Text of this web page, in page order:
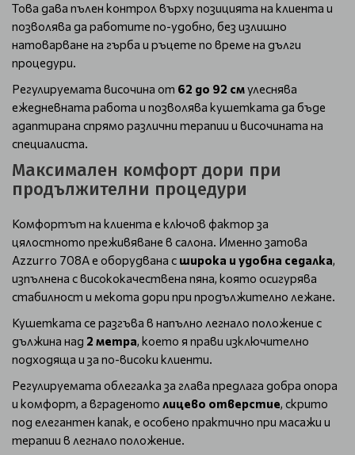
Това дава пълен контрол върху позицията на клиента и
позволява да работите по-удобно, без излишно
натоварване на гърба и ръцете по време на дълги
процедури.
Регулируемата височина от 62 до 92 смулеснява
ежедневната работа и позволява кушетката да бъде
адаптирана спрямо различни терапии и височината на
специалиста.
Максимален комфорт дори при
продължителни процедури
Комфортът на клиента е ключов фактор за
цялостното преживяване в салона. Именно затова
Azzurro 708A е оборудвана с широка и удобна седалка,
изпълнена с висококачествена пяна, която осигурява
стабилност и мекота дори при продължително лежане.
Кушетката се разгъва в напълно легнало положение с
дължина над 2 метра, което я прави изключително
подходяща и за по-високи клиенти.
Регулируемата облегалка за глава предлага добра опора
и комфорт, а вграденото лицево отверстие, скрито
под елегантен капак, е особено практично при масажи и
терапии в легнало положение.